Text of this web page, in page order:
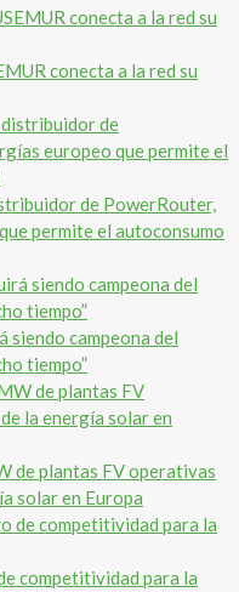
conecta a la red su
de PowerRouter,
permite el autoconsumo
siendo campeona del
tiempo”
de plantas FV operativas
solar en Europa
competitividad para la